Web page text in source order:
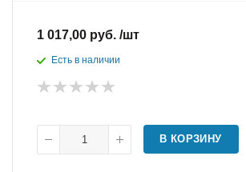
1 017,00 руб. /шт
Есть в наличии
В КОРЗИНУ